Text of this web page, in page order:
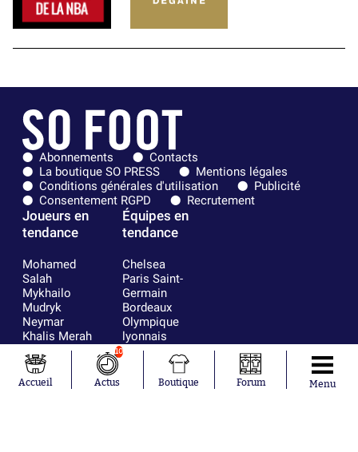
Abonnements
Contacts
La boutique SO PRESS
Mentions légales
Conditions générales d'utilisation
Publicité
Consentement RGPD
Recrutement
Joueurs en
tendance
Mohamed
Salah
Mykhailo
Mudryk
Neymar
Khalis Merah
Loïs Openda
Moussa
Niakhaté
Équipes en
tendance
Chelsea
Paris Saint-
Germain
Bordeaux
Olympique
lyonnais
FIFA
Real Madrid
RC Strasbourg
AC Milan
Accueil
10
Actus Boutique Forum Menu